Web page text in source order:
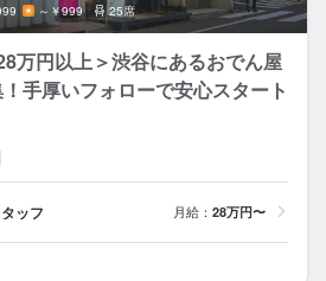
～￥999 25席
万円以上＞渋谷にあるおでん屋
手厚いフォローで安心スタート
ッフ 月給： 28万円〜